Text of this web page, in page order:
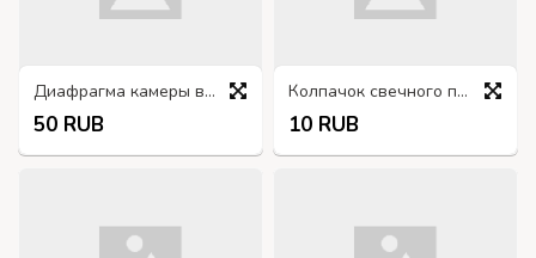
Диафрагма камеры включения переднего моста 131-1803225
50 RUB
Колпачок свечного провода на крышку трамблёра
10 RUB